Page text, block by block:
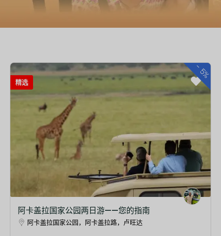
-
5%
精选
阿卡盖拉国家公园两日游——您的指南
阿卡盖拉国家公园，阿卡盖拉路，卢旺达